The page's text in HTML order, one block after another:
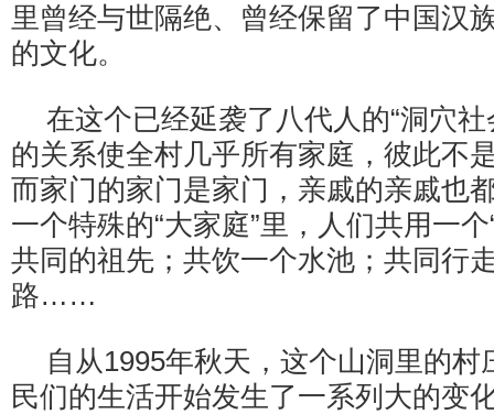
里曾经与世隔绝、曾经保留了中国汉
的文化。
在这个已经延袭了八代人的“洞穴
的关系使全村几乎所有家庭，彼此不
而家门的家门是家门，亲戚的亲戚也
一个特殊的“大家庭”里，人们共用一
共同的祖先；共饮一个水池；共同行
路……
自从1995年秋天，这个山洞里的
民们的生活开始发生了一系列大的变